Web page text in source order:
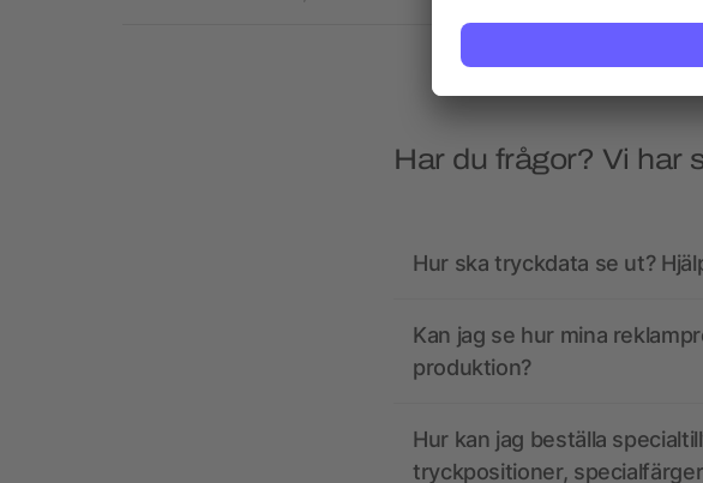
Har du frågor? Vi har
Hur ska tryckdata se ut?
Kan jag se hur mina
produktion?
Hur kan jag beställa
tryckpositioner,